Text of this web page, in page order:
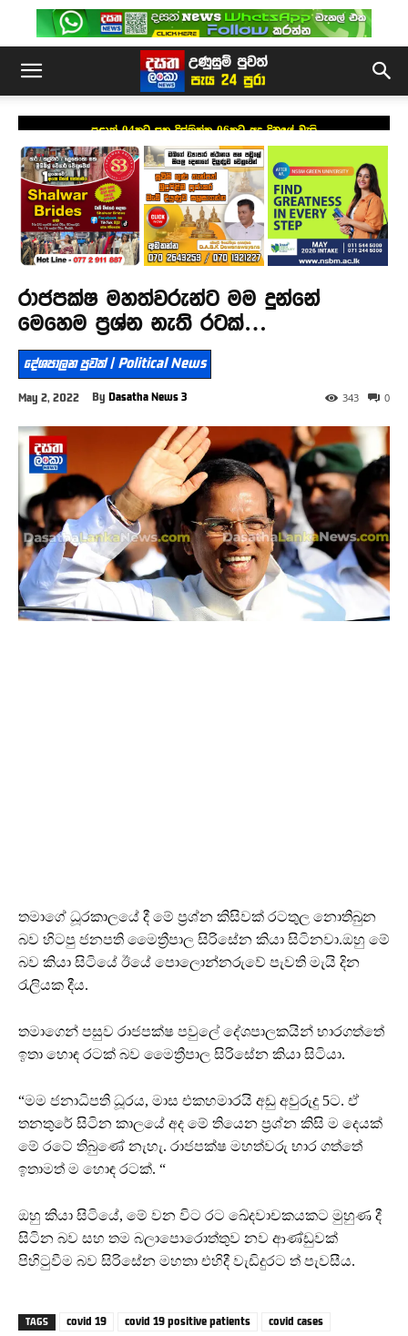
පළාත් 04කට සහ දිස්ත්‍රික්ක 06කට අද දිනයේ වැසි
රාජපක්ෂ මහත්වරුන්ට මම දුන්නේ
මෙහෙම ප්‍රශ්න නැති රටක්…
දේශපාලන පුවත් | Political News
May 2, 2022 By Dasatha News 3 0
343
තමාගේ ධූරකාලයේ දී මේ ප්‍රශ්න කිසිවක් රටතුල නොතිබුන
බව හිටපු ජනපති මෛත්‍රීපාල සිරිසේන කියා සිටිනවා.ඔහු මේ
බව කියා සිටියේ ඊයේ පොලොන්නරුවේ පැවති මැයි දින
රැලියක දීය.
තමාගෙන් පසුව රාජපක්ෂ පවුලේ දේශපාලකයින් භාරගත්තේ
ඉතා හොඳ රටක් බව මෛත්‍රීපාල සිරිසේන කියා සිටියා.
“මම ජනාධිපති ධූරය, මාස එකහමාරයි අඩු අවුරුදු 5ට. ඒ
තනතුරේ සිටින කාලයේ අද මේ තියෙන ප්‍රශ්න කිසි ම දෙයක්
මේ රටේ තිබුණේ නැහැ. රාජපක්ෂ මහත්වරු භාර ගත්තේ
ඉතාමත් ම හොඳ රටක්. “
ඔහු කියා සිටියේ, මේ වන විට රට ඛේදවාචකයකට මුහුණ දී
සිටින බව සහ තම බලාපොරොත්තුව නව ආණ්ඩුවක්
පිහිටුවීම බව සිරිසේන මහතා එහිදී වැඩිදුරට ත් පැවසීය.
TAGS covid 19 covid 19 positive patients
covid cases